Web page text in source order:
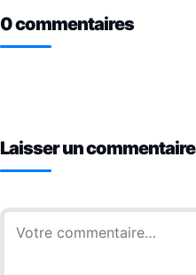
0 commentaires
Laisser un commentaire
Commentaire